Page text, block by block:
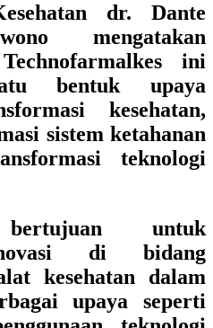
dr. Dante
mengatakan
ini
bentuk upaya
kesehatan,
sistem ketahanan
teknologi
untuk
di bidang
kesehatan dalam
upaya seperti